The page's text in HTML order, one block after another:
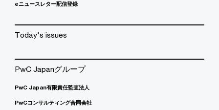
eニュースレター配信登録
Today's issues
PwC Japanグループ
PwC Japan有限責任監査法人
PwCコンサルティング合同会社